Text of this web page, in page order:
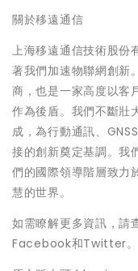
關於移遠通信
上海移遠通信技術股份
著我們加速物聯網創新
商，也是一家高度以客
作為後盾。我們不斷
成，為行動通訊、
接的創新奠定基調。我
們的國際領導階層致力
慧的世界。
如需瞭解更多資訊，
Facebook和Twitter。